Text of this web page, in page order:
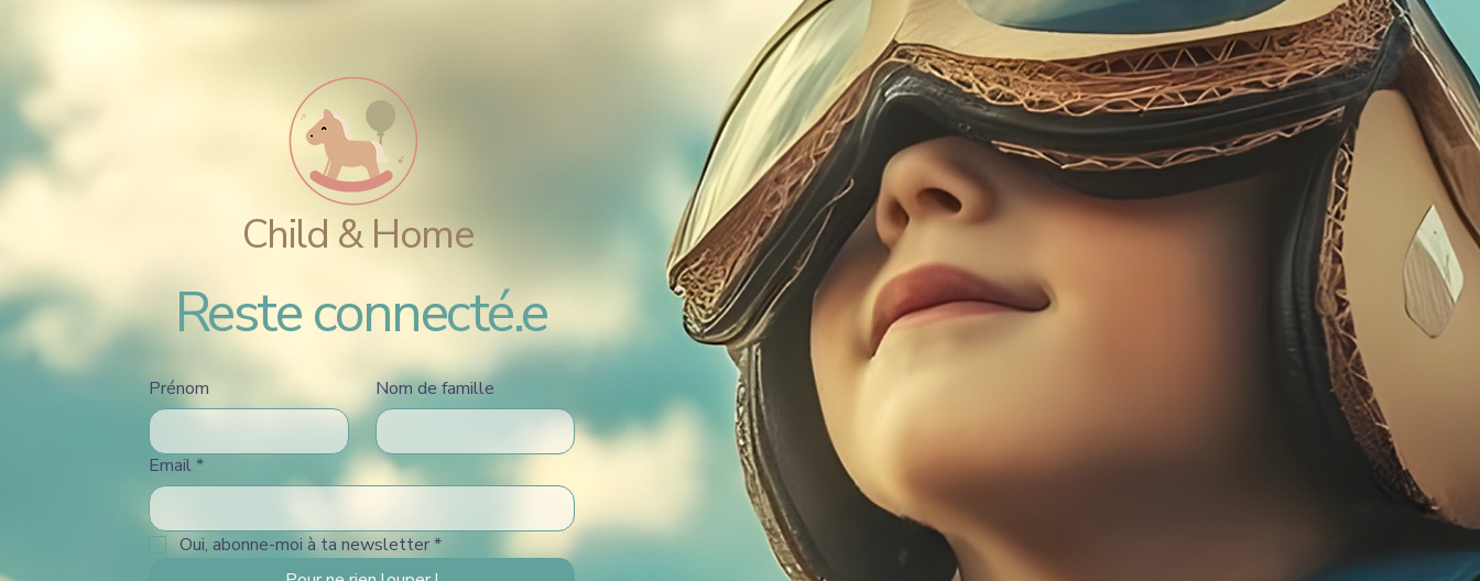
Child & Home
Reste connecté.e
Prénom Nom de famille
Email*
Oui, abonne-moi à ta newsletter*